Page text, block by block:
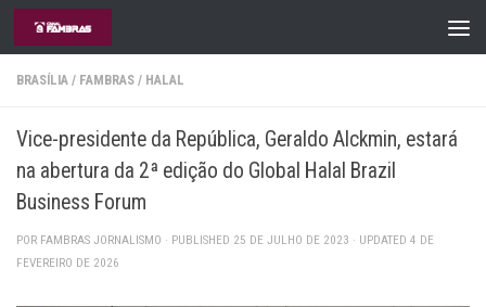
Skip to content
BRASÍLIA / FAMBRAS / HALAL
Vice-presidente da República, Geraldo Alckmin, estará
na abertura da 2ª edição do Global Halal Brazil
Business Forum
POR FAMBRAS JORNALISMO · PUBLISHED 25 DE JULHO DE 2023 · UPDATED 4 DE
FEVEREIRO DE 2026